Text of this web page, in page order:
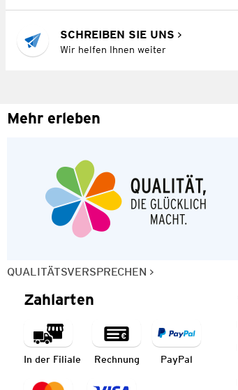
SCHREIBEN SIE UNS
Wir helfen Ihnen weiter
Mehr erleben
QUALITÄTSVERSPRECHEN
Zahlarten
In der Filiale Rechnung PayPal